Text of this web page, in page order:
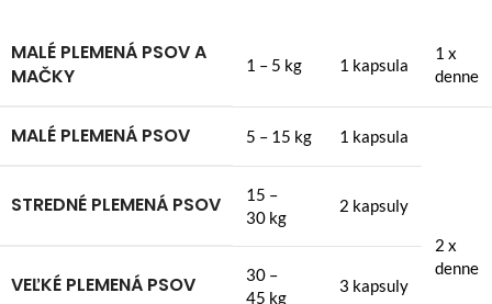
MALÉ PLEMENÁ PSOV A
MAČKY
1 – 5 kg 1 kapsula
1 x
denne
MALÉ PLEMENÁ PSOV 5 – 15 kg 1 kapsula
2 x
denne
STREDNÉ PLEMENÁ PSOV
15 –
30 kg
2 kapsuly
VEĽKÉ PLEMENÁ PSOV
30 –
45 kg
3 kapsuly